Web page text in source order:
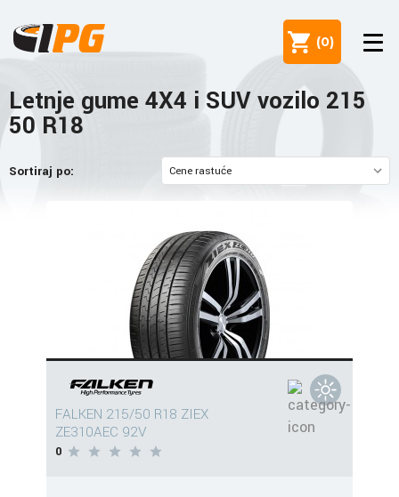
(0)
Letnje gume 4X4 i SUV vozilo 215
50 R18
Sortiraj po:
FALKEN 215/50 R18 ZIEX
ZE310AEC 92V
0